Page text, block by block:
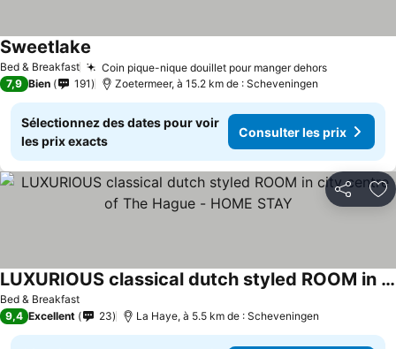
Bed & Breakfast Coin pique-nique douillet pour manger dehors
Sweetlake
7,9 Bien 191 Zoetermeer, à 15.2 km de : Scheveningen
Sélectionnez des dates pour voir
les prix exacts
Consulter les prix
Partager
Bed & Breakfast
LUXURIOUS classical dutch styled ROOM in city centre of The Hague - HOME STAY
9,4 Excellent 23 La Haye, à 5.5 km de : Scheveningen